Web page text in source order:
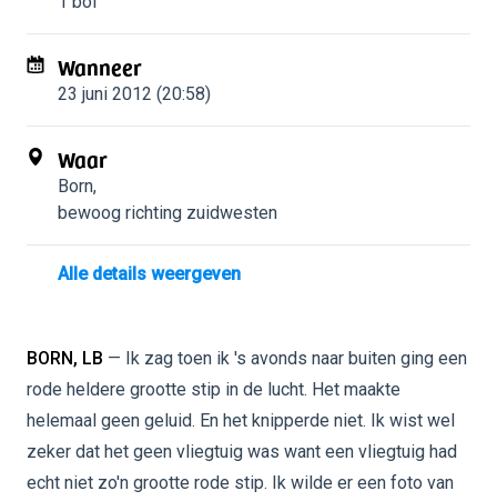
Wanneer
23 juni 2012 (20:58)
Waar
Born,
bewoog richting zuidwesten
Alle details weergeven
BORN, LB — Ik zag toen ik 's avonds naar buiten ging een
rode heldere grootte stip in de lucht. Het maakte
helemaal geen geluid. En het knipperde niet. Ik wist wel
zeker dat het geen vliegtuig was want een vliegtuig had
echt niet zo'n grootte rode stip. Ik wilde er een foto van